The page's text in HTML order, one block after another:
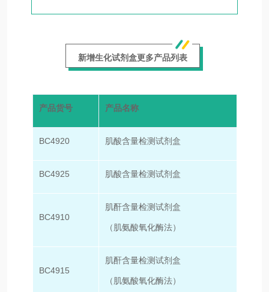
新增生化试剂盒更多产品列表
产品货号 产品名称
BC4920 肌酸含量检测试剂盒
BC4925 肌酸含量检测试剂盒
BC4910
肌酐含量检测试剂盒
（肌氨酸氧化酶法）
BC4915
肌酐含量检测试剂盒
（肌氨酸氧化酶法）